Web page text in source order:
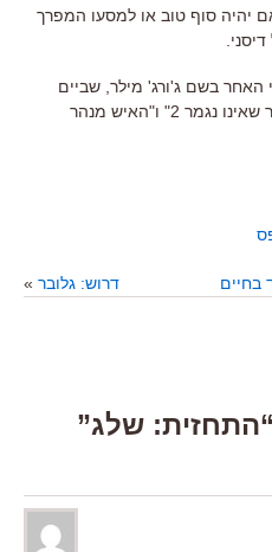
יהיה סוף טוב או למסעו המפרך
בשם ג'ורג' מילר, שביים
סרטים בינוניים ורעים, כמו "הסיפור שאינו נגמר 2" ו"האיש מנהר
בחיים דרוש: גלובר »